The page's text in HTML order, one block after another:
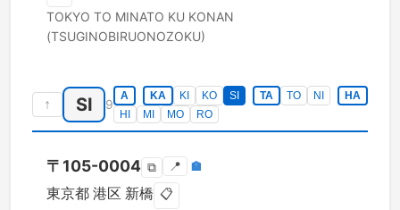
TOKYO TO MINATO KU KONAN
(TSUGINOBIRUONOZOKU)
↑ SI 9
A KA KI KO SI TA TO NI
HA
HI
MI MO RO
〒 105-0004 ⧉ 📍 🏣
東京都 港区 新橋 📋